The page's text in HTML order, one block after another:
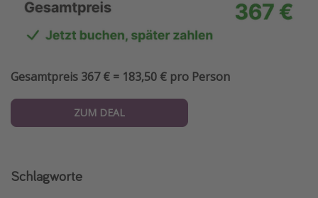
Gesamtpreis 367 € = 183,50 € pro Person
ZUM DEAL
Schlagworte